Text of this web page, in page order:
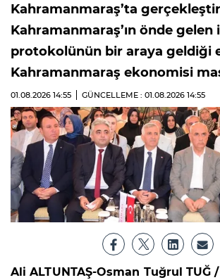
Kahramanmaraş’ta
Kahramanmaraş’ın önde gelen
protokolünün bir araya geldiği
Kahramanmaraş ekonomisi
01.08.2026 14:55 GÜNCELLEME : 01.08.2026 14:55
Ali ALTUNTAŞ-Osman Tuğrul TUĞ